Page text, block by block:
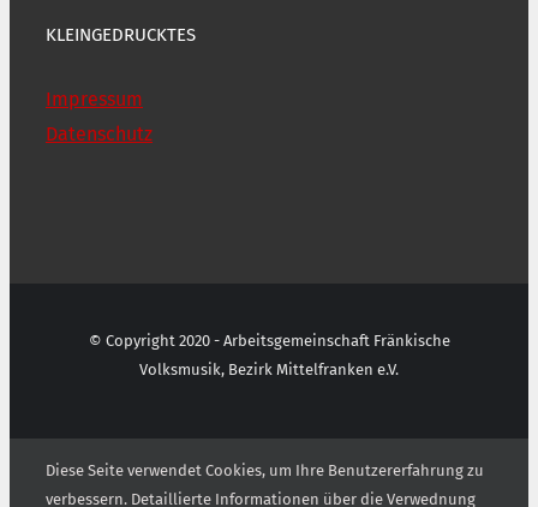
KLEINGEDRUCKTES
Impressum
Datenschutz
© Copyright 2020 - Arbeitsgemeinschaft Fränkische
Volksmusik, Bezirk Mittelfranken e.V.
Diese Seite verwendet Cookies, um Ihre Benutzererfahrung zu
verbessern. Detaillierte Informationen über die Verwednung